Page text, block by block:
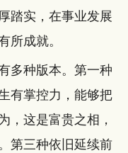
踏实，在事业发展
所成就。
多种版本。第一种
有掌控力，能够把
，这是富贵之相，
第三种依旧延续前